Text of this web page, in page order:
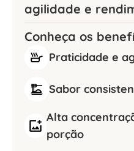
agilidade e
Conheça os
Praticidade e
Sabor
Alta
porção